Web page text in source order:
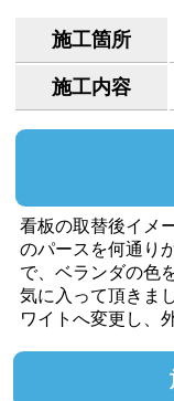
施工箇所
施工内容
看板の取替後イメ
のパースを何通り
で、ベランダの色
気に入って頂きま
ワイトへ変更し、